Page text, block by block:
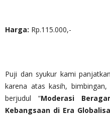
Harga: Rp.115.000,-
Puji dan syukur kami
karena atas kasih,
berjudul “Moderasi
Kebangsaan di Era